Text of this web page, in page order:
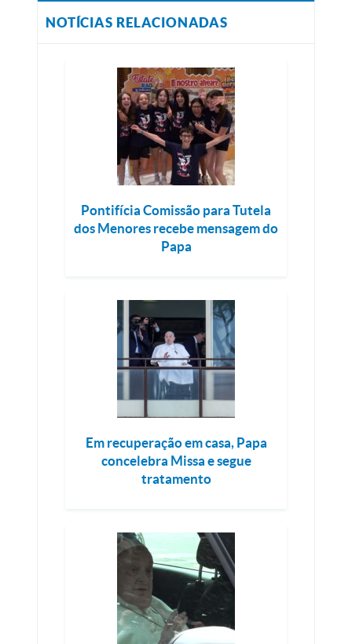
NOTÍCIAS RELACIONADAS
Pontifícia Comissão para Tutela
dos Menores recebe mensagem do
Papa
Em recuperação em casa, Papa
concelebra Missa e segue
tratamento